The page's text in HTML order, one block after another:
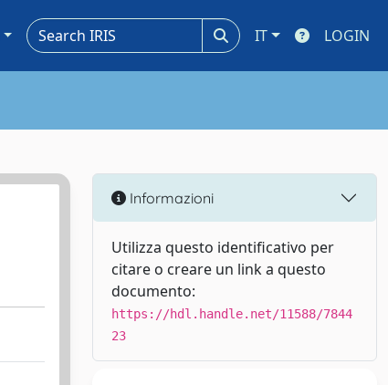
IT LOGIN
Informazioni
Utilizza questo identificativo per
citare o creare un link a questo
documento:
https://hdl.handle.net/11588/7844
23